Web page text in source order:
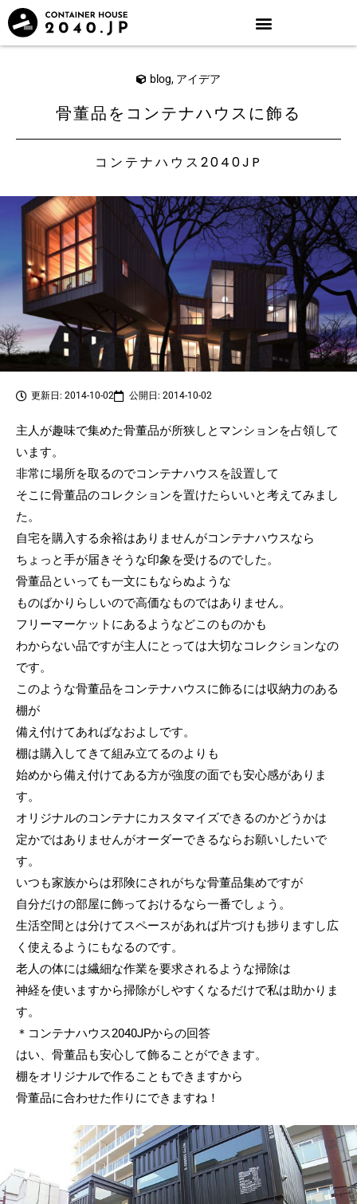
blog, アイデア
骨董品をコンテナハウスに飾る
コンテナハウス2040JP
更新日: 2014-10-02 公開日: 2014-10-02
主人が趣味で集めた骨董品が所狭しとマンションを占領して
います。
非常に場所を取るのでコンテナハウスを設置して
そこに骨董品のコレクションを置けたらいいと考えてみまし
た。
自宅を購入する余裕はありませんがコンテナハウスなら
ちょっと手が届きそうな印象を受けるのでした。
骨董品といっても一文にもならぬような
ものばかりらしいので高価なものではありません。
フリーマーケットにあるようなどこのものかも
わからない品ですが主人にとっては大切なコレクションなの
です。
このような骨董品をコンテナハウスに飾るには収納力のある
棚が
備え付けてあればなおよしです。
棚は購入してきて組み立てるのよりも
始めから備え付けてある方が強度の面でも安心感がありま
す。
オリジナルのコンテナにカスタマイズできるのかどうかは
定かではありませんがオーダーできるならお願いしたいで
す。
いつも家族からは邪険にされがちな骨董品集めですが
自分だけの部屋に飾っておけるなら一番でしょう。
生活空間とは分けてスペースがあれば片づけも捗りますし広
く使えるようにもなるのです。
老人の体には繊細な作業を要求されるような掃除は
神経を使いますから掃除がしやすくなるだけで私は助かりま
す。
＊コンテナハウス2040JPからの回答
はい、骨董品も安心して飾ることができます。
棚をオリジナルで作ることもできますから
骨董品に合わせた作りにできますね！